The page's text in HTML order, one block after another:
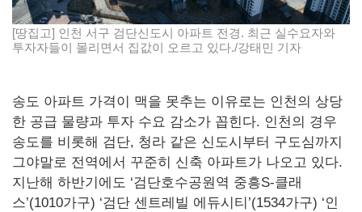
[땅집고] 인천 서구 검단신도시 아파트 전경. 최근 실수요자와
투자자들이 몰리면서 집값이 오르고 있다./강태민 기자
송도 아파트 가격이 맥을 못추는 이유로는 인천의 상당
한 공급 물량과 투자 수요 감소가 꼽힌다. 인천의 경우
송도를 비롯해 검단, 청라 같은 신도시부터 구도심까지
그야말로 전역에서 꾸준히 신축 아파트가 나오고 있다.
지난해 하반기에도 ‘검단호수공원역 중흥S-클래
스’(1010가구) ‘검단 센트레빌 에듀시티’(1534가구) ‘인